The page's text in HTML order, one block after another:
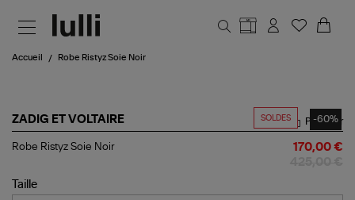
Accueil Robe Ristyz Soie Noir
SOLDES -60%
ZADIG ET VOLTAIRE
Robe
Noir
Partager
Robe Ristyz Soie Noir 170,00 €
Taille